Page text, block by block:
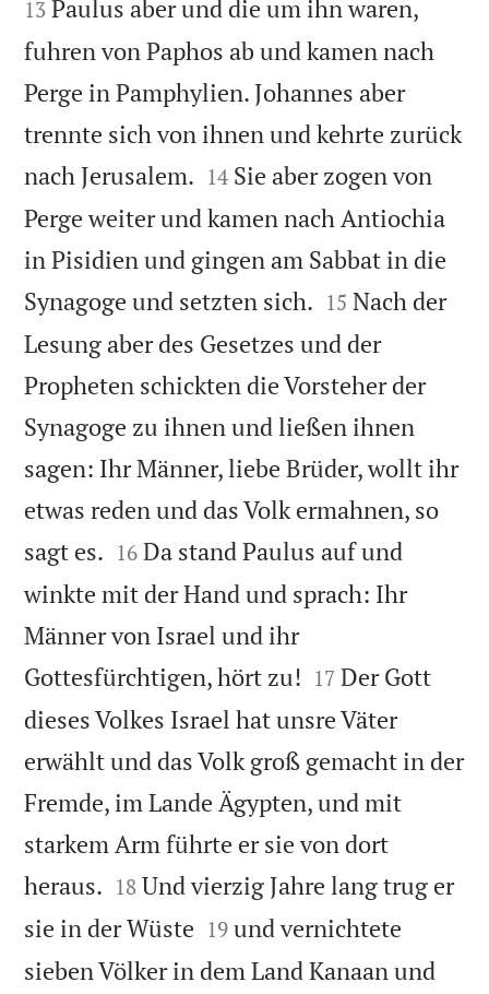

13 Paulus aber und die um ihn waren,
fuhren von Paphos ab und kamen nach
Perge in Pamphylien. Johannes aber
trennte sich von ihnen und kehrte zurück
nach Jerusalem. 

14 Sie aber zogen von
Perge weiter und kamen nach Antiochia
in Pisidien und gingen am Sabbat in die
Synagoge und setzten sich. 

15 Nach der
Lesung aber des Gesetzes und der
Propheten schickten die Vorsteher der
Synagoge zu ihnen und ließen ihnen
sagen: Ihr Männer, liebe Brüder, wollt ihr
etwas reden und das Volk ermahnen, so
sagt es. 

16 Da stand Paulus auf und
winkte mit der Hand und sprach: Ihr
Männer von Israel und ihr
Gottesfürchtigen, hört zu! 

17 Der Gott
dieses Volkes Israel hat unsre Väter
erwählt und das Volk groß gemacht in der
Fremde, im Lande Ägypten, und mit
starkem Arm führte er sie von dort
heraus. 

18 Und vierzig Jahre lang trug er
sie in der Wüste 

19 und vernichtete
sieben Völker in dem Land Kanaan und